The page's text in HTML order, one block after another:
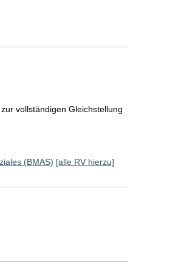
vollständigen Gleichstellung
(BMAS) [alle RV hierzu]